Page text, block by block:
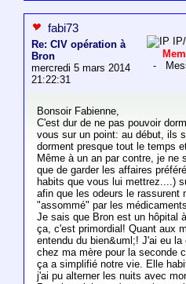
fabi73
Re: CIV opération à
Bron
mercredi 5 mars 2014
21:22:31
-
Bonsoir Fabienne,
C'est dur de ne pas pouvoir
vous sur un point: au début, ils
dorment presque tout le temps
Même à un an par contre, je ne
que de garder les affaires
habits que vous lui mettrez....)
afin que les odeurs le rassurent
"assommé" par les
Je sais que Bron est un hôpital
ça, c'est primordial! Quant aux
entendu du bien&uml;! J'ai eu
chez ma mère pour la seconde
ça a simplifié notre vie. Elle
j'ai pu alterner les nuits avec